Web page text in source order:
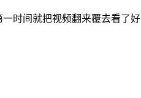
时间就把视频翻来覆去看了好